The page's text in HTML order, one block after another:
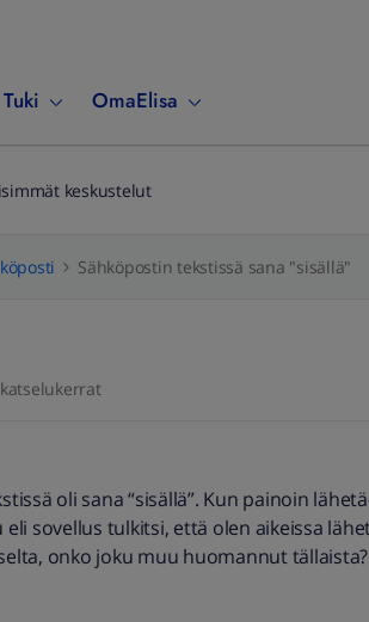
Tuki OmaElisa
keskustelut
Sähköpostin tekstissä sana "sisällä"
oli sana “sisällä”. Kun painoin
sovellus tulkitsi, että olen aikeissa
onko joku muu huomannut tällaista?